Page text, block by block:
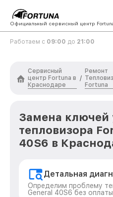
Официальный сервисный центр
Работаем с 09:00 до 21:00
Сервисный
центр Fortuna в
Краснодаре
/
Ремонт
Fortuna
Замена ключей
тепловизора
40S6 в
Детальная
Определим проблему
General 40S6 без